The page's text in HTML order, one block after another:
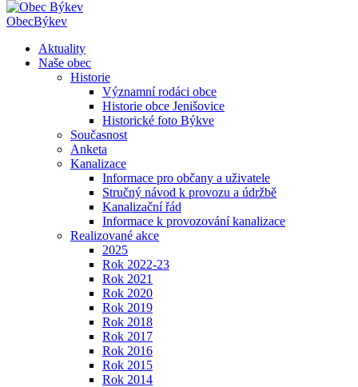
ObecBýkev
Aktuality
Naše obec
Historie
Významní rodáci obce
Historie obce Jenišovice
Historické foto Býkve
Současnost
Anketa
Kanalizace
Informace pro občany a uživatele
Stručný návod k provozu a údržbě
Kanalizační řád
Informace k provozování kanalizace
Realizované akce
2025
Rok 2022-23
Rok 2021
Rok 2020
Rok 2019
Rok 2018
Rok 2017
Rok 2016
Rok 2015
Rok 2014